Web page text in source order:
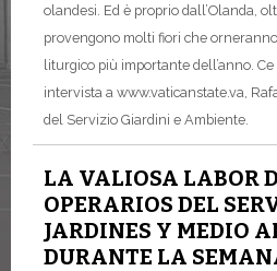
olandesi. Ed è proprio dall’Olanda,
provengono molti fiori che
liturgico più importante dell’anno.
intervista a www.vaticanstate.va,
del Servizio Giardini e Ambiente.
LA VALIOSA LABOR
OPERARIOS DEL
JARDINES Y MEDIO
DURANTE LA